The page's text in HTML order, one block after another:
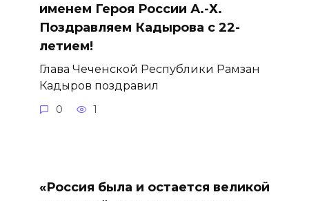
именем Героя России А.-Х.
Поздравляем Кадырова с 22-
летием!
Глава Чеченской Республики Рамзан
Кадыров поздравил
0 1
«Россия была и остается великой